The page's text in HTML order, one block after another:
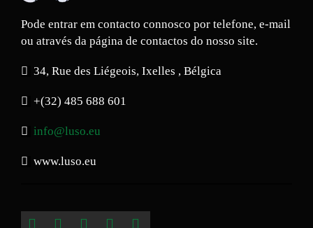
Pode entrar em contacto connosco por telefone, e-mail
ou através da página de contactos do nosso site.
34, Rue des Liégeois, Ixelles , Bélgica
+(32) 485 688 601
info@luso.eu
www.luso.eu